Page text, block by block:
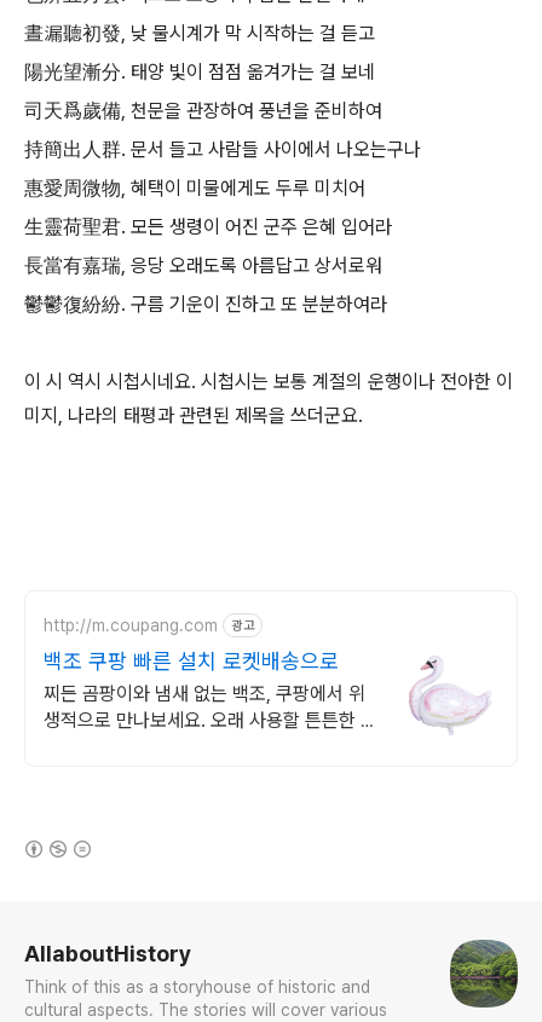
晝漏聽初發, 낮 물시계가 막 시작하는 걸 듣고
陽光望漸分. 태양 빛이 점점 옮겨가는 걸 보네
司天爲歲備, 천문을 관장하여 풍년을 준비하여
持簡出人群. 문서 들고 사람들 사이에서 나오는구나
惠愛周微物, 혜택이 미물에게도 두루 미치어
生靈荷聖君. 모든 생령이 어진 군주 은혜 입어라
長當有嘉瑞, 응당 오래도록 아름답고 상서로워
鬱鬱復紛紛. 구름 기운이 진하고 또 분분하여라
이 시 역시 시첩시네요. 시첩시는 보통 계절의 운행이나 전아한 이
미지, 나라의 태평과 관련된 제목을 쓰더군요.
http://m.coupang.com 광고
백조 쿠팡 빠른 설치 로켓배송으로
찌든 곰팡이와 냄새 없는 백조, 쿠팡에서 위
생적으로 만나보세요. 오래 사용할 튼튼한 싱
AllaboutHistory
Think of this as a storyhouse of historic and
cultural aspects. The stories will cover various